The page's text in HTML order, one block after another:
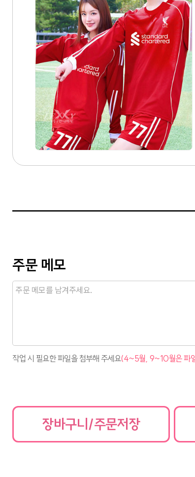
주문 메모
작업 시 필요한 파일을 첨부해 주세요(4~5월, 9~10월은 파일
장바구니/주문저장